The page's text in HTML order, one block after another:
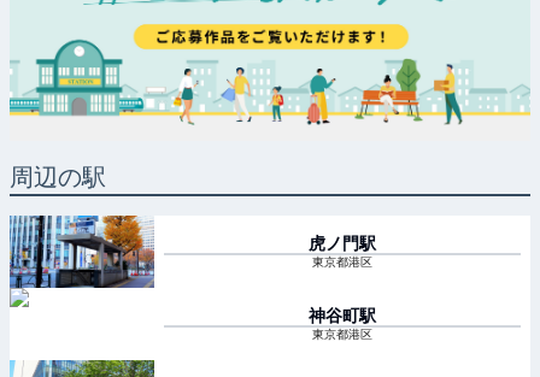
周辺の駅
虎ノ門駅
東京都港区
神谷町駅
東京都港区